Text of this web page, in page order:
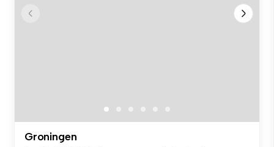
Groningen